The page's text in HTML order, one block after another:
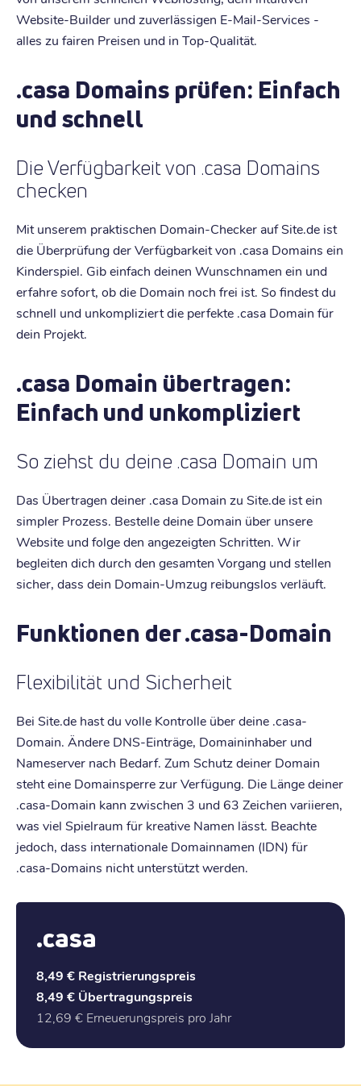
Website-Builder und zuverlässigen E-Mail-Services -
alles zu fairen Preisen und in Top-Qualität.
.casa Domains prüfen: Einfach
und schnell
Die Verfügbarkeit von .casa Domains
checken
Mit unserem praktischen Domain-Checker auf Site.de ist
die Überprüfung der Verfügbarkeit von .casa Domains ein
Kinderspiel. Gib einfach deinen Wunschnamen ein und
erfahre sofort, ob die Domain noch frei ist. So findest du
schnell und unkompliziert die perfekte .casa Domain für
dein Projekt.
.casa Domain übertragen:
Einfach und unkompliziert
So ziehst du deine .casa Domain um
Das Übertragen deiner .casa Domain zu Site.de ist ein
simpler Prozess. Bestelle deine Domain über unsere
Website und folge den angezeigten Schritten. Wir
begleiten dich durch den gesamten Vorgang und stellen
sicher, dass dein Domain-Umzug reibungslos verläuft.
Funktionen der .casa-Domain
Flexibilität und Sicherheit
Bei Site.de hast du volle Kontrolle über deine .casa-
Domain. Ändere DNS-Einträge, Domaininhaber und
Nameserver nach Bedarf. Zum Schutz deiner Domain
steht eine Domainsperre zur Verfügung. Die Länge deiner
.casa-Domain kann zwischen 3 und 63 Zeichen variieren,
was viel Spielraum für kreative Namen lässt. Beachte
jedoch, dass internationale Domainnamen (IDN) für
.casa-Domains nicht unterstützt werden.
.casa
8,49 € Registrierungspreis
8,49 € Übertragungspreis
12,69 € Erneuerungspreis pro Jahr